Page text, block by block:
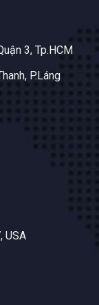
3, Tp.HCM
P.Láng
USA